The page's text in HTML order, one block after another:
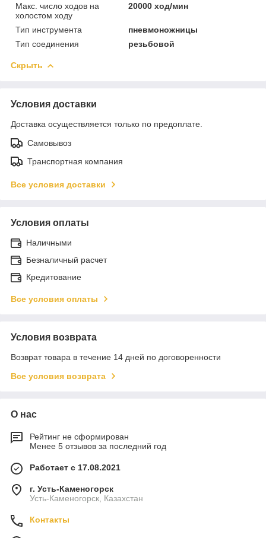
Макс. число ходов на
холостом ходу
20000 ход/мин
Тип инструмента
пневмоножницы
Тип соединения
резьбовой
Скрыть
Условия доставки
Доставка осуществляется только по предоплате.
Самовывоз
Транспортная компания
Все условия доставки
Условия оплаты
Наличными
Безналичный расчет
Кредитование
Все условия оплаты
Условия возврата
Возврат товара в течение 14 дней по договоренности
Все условия возврата
О нас
Рейтинг не сформирован
Менее 5 отзывов за последний год
Работает с 17.08.2021
г. Усть-Каменогорск
Усть-Каменогорск, Казахстан
Контакты